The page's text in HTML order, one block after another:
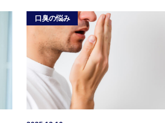
口臭の悩み